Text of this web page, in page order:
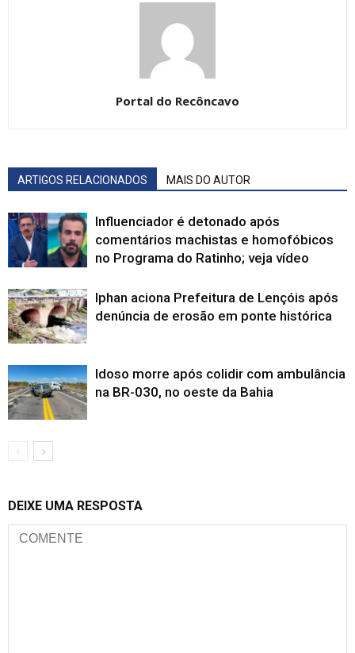
Portal do Recôncavo
ARTIGOS RELACIONADOS MAIS DO AUTOR
Influenciador é detonado após
comentários machistas e homofóbicos
no Programa do Ratinho; veja vídeo
Iphan aciona Prefeitura de Lençóis após
denúncia de erosão em ponte histórica
Idoso morre após colidir com ambulância
na BR-030, no oeste da Bahia
DEIXE UMA RESPOSTA